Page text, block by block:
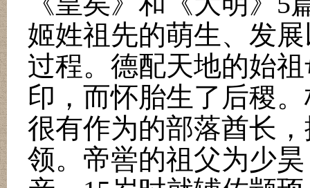
姬姓祖先的萌生、发
过程。德配天地的始
印，而怀胎生了后稷
很有作为的部落酋长
领。帝喾的祖父为少